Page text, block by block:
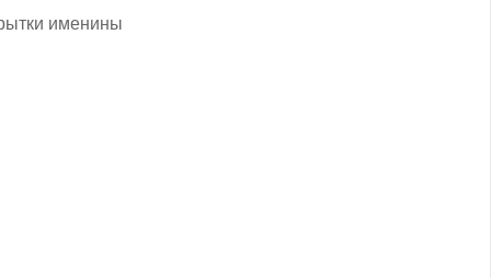
именины